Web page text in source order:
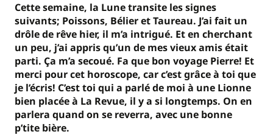
Cette semaine, la Lune transite les signes
suivants; Poissons, Bélier et Taureau. J’ai fait un
drôle de rêve hier, il m’a intrigué. Et en cherchant
un peu, j’ai appris qu’un de mes vieux amis était
parti. Ça m’a secoué. Fa que bon voyage Pierre! Et
merci pour cet horoscope, car c’est grâce à toi que
je l’écris! C’est toi qui a parlé de moi à une Lionne
bien placée à La Revue, il y a si longtemps. On en
parlera quand on se reverra, avec une bonne
p’tite bière.